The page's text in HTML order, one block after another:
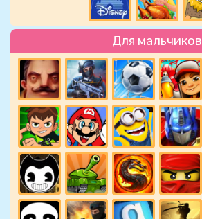
Для мальчиков